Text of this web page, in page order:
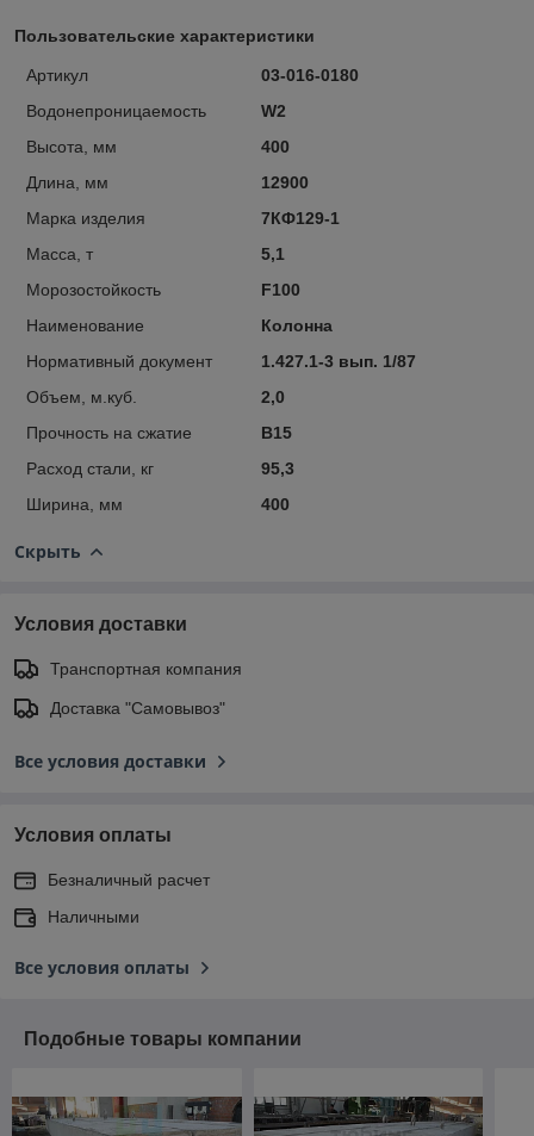
Пользовательские характеристики
Артикул
03-016-0180
Водонепроницаемость
W2
Высота, мм
400
Длина, мм
12900
Марка изделия
7КФ129-1
Масса, т
5,1
Морозостойкость
F100
Наименование
Колонна
Нормативный документ
1.427.1-3 вып. 1/87
Объем, м.куб.
2,0
Прочность на сжатие
В15
Расход стали, кг
95,3
Ширина, мм
400
Скрыть
Условия доставки
Транспортная компания
Доставка "Самовывоз"
Все условия доставки
Условия оплаты
Безналичный расчет
Наличными
Все условия оплаты
Подобные товары компании